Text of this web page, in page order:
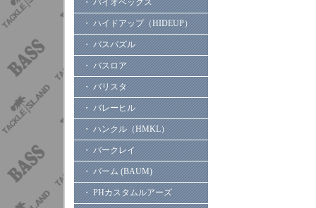
・ バイオベックス
・ ハイドアップ（HIDEUP）
・ バスパズル
・ バスロア
・ バリスタ
・ バレーヒル
・ ハンクル（HMKL）
・ バークレイ
・ バーム (BAUM)
・ PHカスタムルアーズ